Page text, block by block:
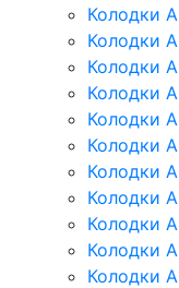
Колодки
Колодки
Колодки
Колодки
Колодки
Колодки
Колодки
Колодки
Колодки
Колодки
Колодки